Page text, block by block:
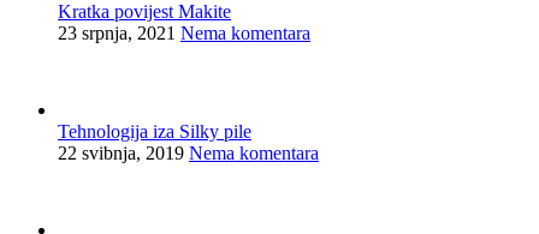
Kratka povijest Makite
23 srpnja, 2021 Nema komentara
Tehnologija iza Silky pile
22 svibnja, 2019 Nema komentara